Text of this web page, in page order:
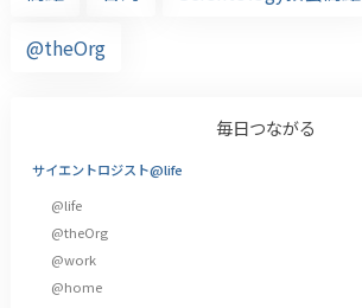
@theOrg
毎日つながる
サイエントロジスト@life
@life
@theOrg
@work
@home